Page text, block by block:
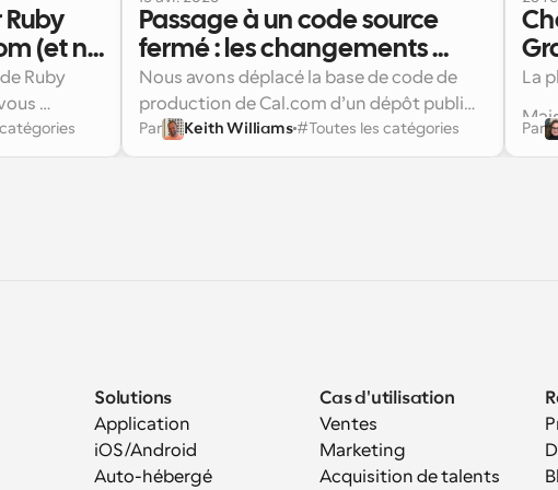
(et ne
Ruby
lien de
Passage à un code source
fermé : les changements
techniques
Nous avons déplacé la base de code de
production de Cal.com d’un dépôt public
vers un dépôt privé. Le dépôt public est
désormais calcom/cal.diy, connu
Voici ce qui a changé.
Par Keith Williams#Toutes les catégories
ou
La
et
Par
Solutions
Application
iOS/Android
Auto-hébergé
Cas d'utilisation
Ventes
Marketing
Acquisition de talents